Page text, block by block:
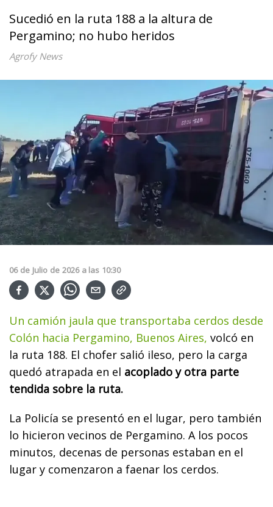
Sucedió en la ruta 188 a la altura de
Pergamino; no hubo heridos
Agrofy News
06 de Julio de 2026 a las 10:30
Un camión jaula que transportaba cerdos desde
Colón hacia Pergamino, Buenos Aires, volcó en
la ruta 188. El chofer salió ileso, pero la carga
quedó atrapada en el acoplado y otra parte
tendida sobre la ruta.
La Policía se presentó en el lugar, pero también
lo hicieron vecinos de Pergamino. A los pocos
minutos, decenas de personas estaban en el
lugar y comenzaron a faenar los cerdos.